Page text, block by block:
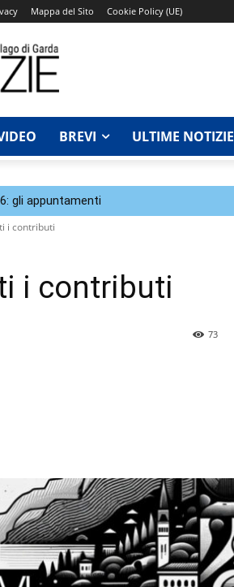
Mappa del Sito Cookie Policy (UE)
BREVI ULTIME NOTIZIE
gli appuntamenti
i contributi
i contributi
73